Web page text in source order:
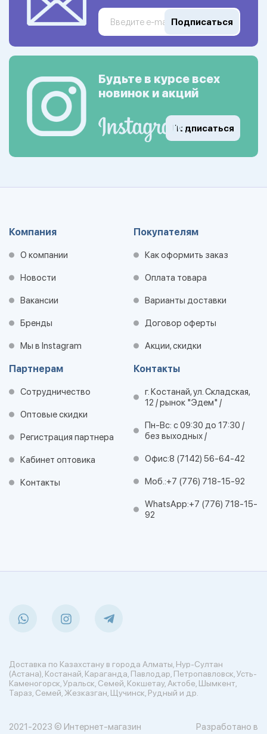
Подписаться
Будьте в курсе всех
новинок и акций
Подписаться
Компания
О компании
Новости
Вакансии
Бренды
Мы в Instagram
Покупателям
Как оформить заказ
Оплата товара
Варианты доставки
Договор оферты
Акции, скидки
Партнерам
Сотрудничество
Оптовые скидки
Регистрация партнера
Кабинет оптовика
Контакты
Контакты
г. Костанай, ул. Складская,
12 / рынок "Эдем" /
Пн-Вс: с 09:30 до 17:30 /
без выходных /
Офис:8 (7142) 56-64-42
Моб.:+7 (776) 718-15-92
WhatsApp:+7 (776) 718-15-
92
Доставка по Казахстану в города Алматы, Нур-Султан
(Астана), Костанай, Караганда, Павлодар, Петропавловск, Усть-
Каменогорск, Уральск, Семей, Кокшетау, Актобе, Шымкент,
Тараз, Семей, Жезказган, Щучинск, Рудный и др.
2021-2023 © Интернет-магазин
Разработано в